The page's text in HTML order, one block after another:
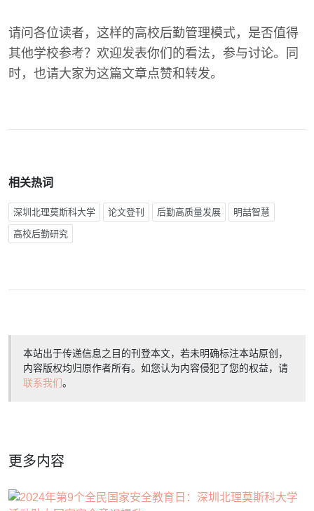
请问各位读者，这样的高校后勤管理模式，是否值得
其他学校参考？欢迎发表你们的看法，参与讨论。同
时，也请大家为这篇文章点赞和转发。
相关热词
深圳北理莫斯科大学 论文登刊 后勤高质量发展 明喆智慧
高校后勤研究
本站出于传递信息之目的刊登本文，若未明确标注本站原创，
内容版权均归原作者所有。如您认为内容侵犯了您的权益，请
联系我们。
更多内容